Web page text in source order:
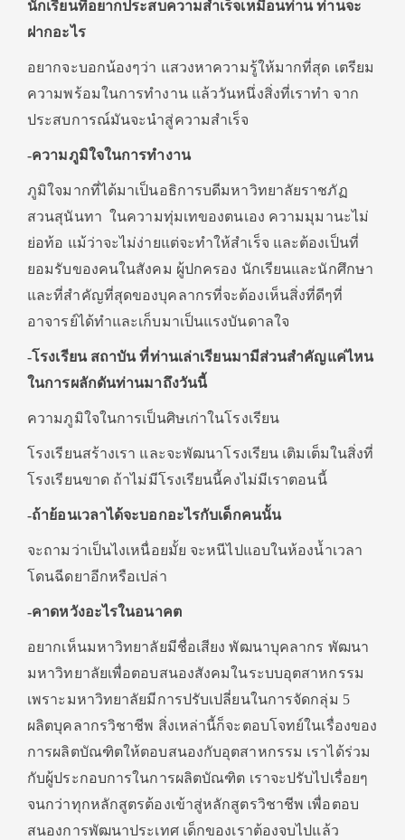
นักเรียนที่อยากประสบความสำเร็จเหมือนท่าน ท่านจะ
ฝากอะไร
อยากจะบอกน้องๆว่า แสวงหาความรู้ให้มากที่สุด เตรียม
ความพร้อมในการทำงาน แล้ววันหนึ่งสิ่งที่เราทำ จาก
ประสบการณ์มันจะนำสู่ความสำเร็จ
-ความภูมิใจในการทำงาน
ภูมิใจมากที่ได้มาเป็นอธิการบดีมหาวิทยาลัยราชภัฏ
สวนสุนันทา ในความทุ่มเทของตนเอง ความมุมานะไม่
ย่อท้อ แม้ว่าจะไม่ง่ายแต่จะทำให้สำเร็จ และต้องเป็นที่
ยอมรับของคนในสังคม ผู้ปกครอง นักเรียนและนักศึกษา
และที่สำคัญที่สุดของบุคลากรที่จะต้องเห็นสิ่งที่ดีๆที่
อาจารย์ได้ทำและเก็บมาเป็นแรงบันดาลใจ
-โรงเรียน สถาบัน ที่ท่านเล่าเรียนมามีส่วนสำคัญแค่ไหน
ในการผลักดันท่านมาถึงวันนี้
ความภูมิใจในการเป็นศิษเก่าในโรงเรียน
โรงเรียนสร้างเรา และจะพัฒนาโรงเรียน เติมเต็มในสิ่งที่
โรงเรียนขาด ถ้าไม่มีโรงเรียนนี้คงไม่มีเราตอนนี้
-ถ้าย้อนเวลาได้จะบอกอะไรกับเด็กคนนั้น
จะถามว่าเป็นไงเหนื่อยมั้ย จะหนีไปแอบในห้องนํ้าเวลา
โดนฉีดยาอีกหรือเปล่า
-คาดหวังอะไรในอนาคต
อยากเห็นมหาวิทยาลัยมีชื่อเสียง พัฒนาบุคลากร พัฒนา
มหาวิทยาลัยเพื่อตอบสนองสังคมในระบบอุตสาหกรรม
เพราะมหาวิทยาลัยมีการปรับเปลี่ยนในการจัดกลุ่ม 5
ผลิตบุคลากรวิชาชีพ สิ่งเหล่านี้ก็จะตอบโจทย์ในเรื่องของ
การผลิตบัณฑิตให้ตอบสนองกับอุตสาหกรรม เราได้ร่วม
กับผู้ประกอบการในการผลิตบัณฑิต เราจะปรับไปเรื่อยๆ
จนกว่าทุกหลักสูตรต้องเข้าสู่หลักสูตรวิชาชีพ เพื่อตอบ
สนองการพัฒนาประเทศ เด็กของเราต้องจบไปแล้ว